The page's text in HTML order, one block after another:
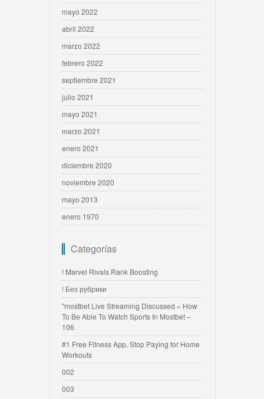
mayo 2022
abril 2022
marzo 2022
febrero 2022
septiembre 2021
julio 2021
mayo 2021
marzo 2021
enero 2021
diciembre 2020
noviembre 2020
mayo 2013
enero 1970
Categorías
! Marvel Rivals Rank Boosting
! Без рубрики
"mostbet Live Streaming Discussed » How
To Be Able To Watch Sports In Mostbet –
106
#1 Free Fitness App, Stop Paying for Home
Workouts
002
003